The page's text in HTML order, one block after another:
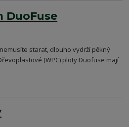
DuoFuse
starat, dlouho vydrží pěkný
(WPC) ploty Duofuse mají